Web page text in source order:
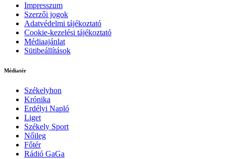
Impresszum
Szerzői jogok
Adatvédelmi tájékoztató
Cookie-kezelési tájékoztató
Médiaajánlat
Sütibeállítások
Médiatér
Székelyhon
Krónika
Erdélyi Napló
Liget
Székely Sport
Nőileg
Főtér
Rádió GaGa